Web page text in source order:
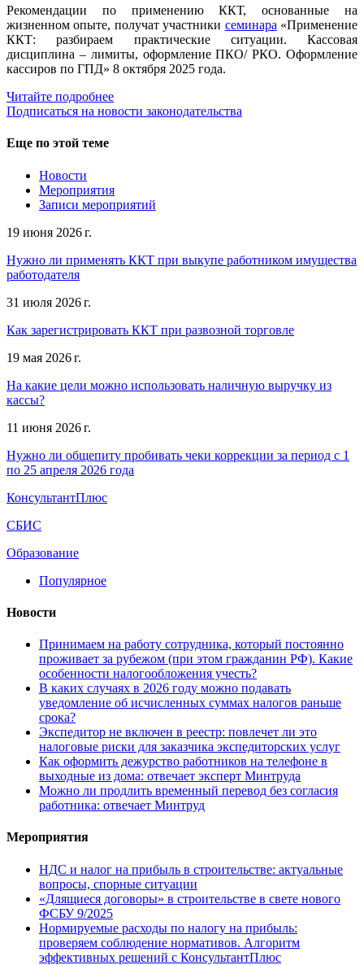
Рекомендации по применению ККТ, основанные на
жизненном опыте, получат участники семинара «Применение
ККТ: разбираем практические ситуации. Кассовая
дисциплина – лимиты, оформление ПКО/ РКО. Оформление
кассиров по ГПД» 8 октября 2025 года.
Читайте подробнее
Подписаться на новости законодательства
Еще по этой теме
Новости
Мероприятия
Записи мероприятий
19 июня 2026 г.
Нужно ли применять ККТ при выкупе работником имущества
работодателя
31 июля 2026 г.
Как зарегистрировать ККТ при развозной торговле
19 мая 2026 г.
На какие цели можно использовать наличную выручку из
кассы?
11 июня 2026 г.
Нужно ли общепиту пробивать чеки коррекции за период с 1
по 25 апреля 2026 года
КонсультантПлюс
СБИС
Образование
Популярное
Новости
Принимаем на работу сотрудника, который постоянно
проживает за рубежом (при этом гражданин РФ). Какие
особенности налогообложения учесть?
В каких случаях в 2026 году можно подавать
уведомление об исчисленных суммах налогов раньше
срока?
Экспедитор не включен в реестр: повлечет ли это
налоговые риски для заказчика экспедиторских услуг
Как оформить дежурство работников на телефоне в
выходные из дома: отвечает эксперт Минтруда
Можно ли продлить временный перевод без согласия
работника: отвечает Минтруд
Мероприятия
НДС и налог на прибыль в строительстве: актуальные
вопросы, спорные ситуации
«Длящиеся договоры» в строительстве в свете нового
ФСБУ 9/2025
Нормируемые расходы по налогу на прибыль:
проверяем соблюдение нормативов. Алгоритм
эффективных решений с КонсультантПлюс